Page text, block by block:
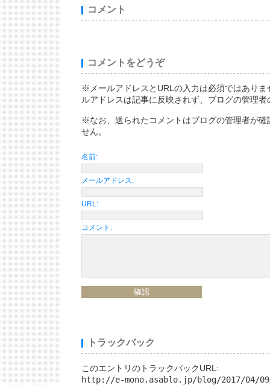
コメント
コメントをどうぞ
※メールアドレスとURLの入力は必須ではありま
ルアドレスは記事に反映されず、ブログの管理
※なお、送られたコメントはブログの管理者が確
せん。
名前:
メールアドレス:
URL:
コメント:
トラックバック
このエントリのトラックバックURL:
http://e-mono.asablo.jp/blog/2017/04/